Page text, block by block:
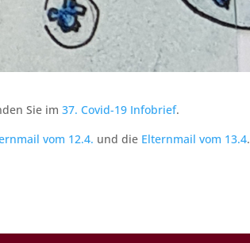
Sie im37. Covid-19 Infobrief.
vom 12.4. und die Elternmail vom 13.4.